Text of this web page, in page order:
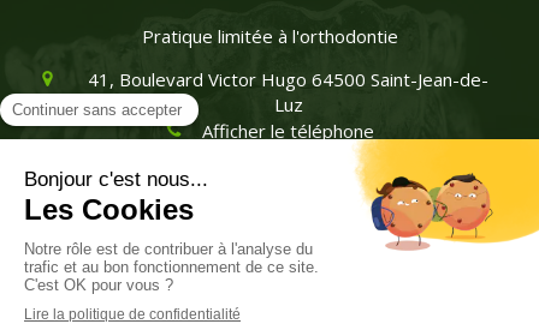
Pratique limitée à l'orthodontie
41, Boulevard Victor Hugo 64500 Saint-Jean-de-
Luz
Afficher le téléphone
contact@orthodontie64.com
Mentions légales